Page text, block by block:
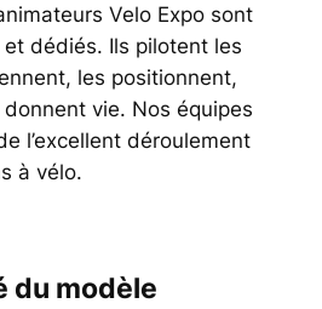
Velo Expo sont
dédiés. Ils pilotent les
les positionnent,
vie. Nos équipes
l’excellent déroulement
à vélo.
du modèle